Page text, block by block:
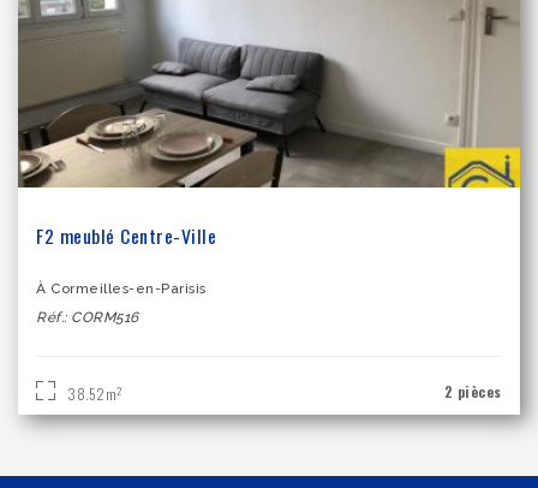
F2 meublé Centre-Ville
À Cormeilles-en-Parisis
Réf.: CORM516
38.52m2 2 pièces